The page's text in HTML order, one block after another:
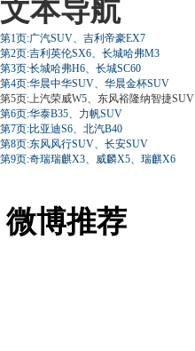
文本导航
第1页:广汽SUV、吉利帝豪EX7
第2页:吉利英伦SX6、长城哈弗M3
第3页:长城哈弗H6、长城SC60
第4页:华晨中华SUV、华晨金杯SUV
第5页:上汽荣威W5、东风裕隆纳智捷SUV
第6页:华泰B35、力帆SUV
第7页:比亚迪S6、北汽B40
第8页:东风风行SUV、长安SUV
第9页:奇瑞瑞麒X3、威麟X5、瑞麒X6
微博推荐